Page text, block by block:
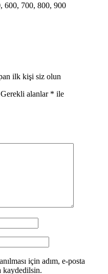
, 600, 700, 800, 900
ilk kişi siz olun
Gerekli alanlar * ile
için adım, e-posta
kaydedilsin.